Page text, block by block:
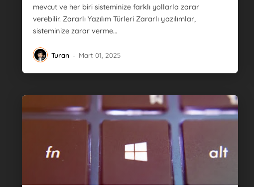
mevcut ve her biri sisteminize farklı yollarla zarar
verebilir. Zararlı Yazılım Türleri Zararlı yazılımlar,
sisteminize zarar verme…
Turan - Mart 01, 2025